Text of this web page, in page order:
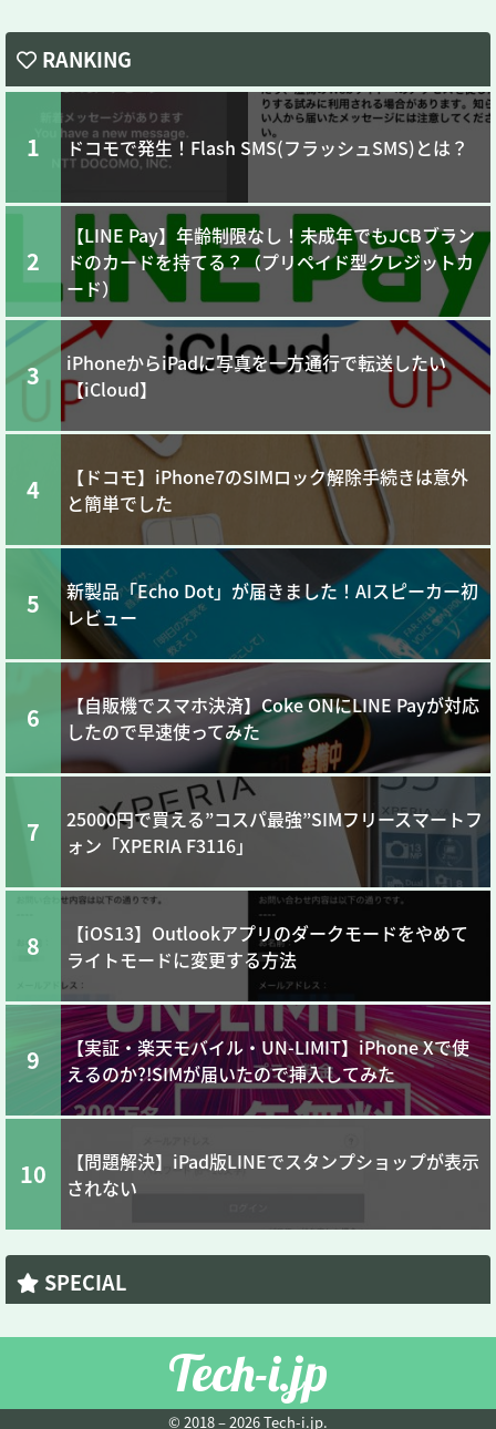
RANKING
1 ドコモで発生！Flash SMS(フラッシュSMS)とは？
2
【LINE Pay】年齢制限なし！未成年でもJCBブラン
ドのカードを持てる？（プリペイド型クレジットカ
ード）
3
iPhoneからiPadに写真を一方通行で転送したい
【iCloud】
4
【ドコモ】iPhone7のSIMロック解除手続きは意外
と簡単でした
5
新製品「Echo Dot」が届きました！AIスピーカー初
レビュー
6
【自販機でスマホ決済】Coke ONにLINE Payが対応
したので早速使ってみた
7
25000円で買える”コスパ最強”SIMフリースマートフ
ォン「XPERIA F3116」
8
【iOS13】Outlookアプリのダークモードをやめて
ライトモードに変更する方法
9
【実証・楽天モバイル・UN-LIMIT】iPhone Xで使
えるのか?!SIMが届いたので挿入してみた
10
【問題解決】iPad版LINEでスタンプショップが表示
されない
SPECIAL
Tech-i.jp
© 2018 – 2026 Tech-i.jp.